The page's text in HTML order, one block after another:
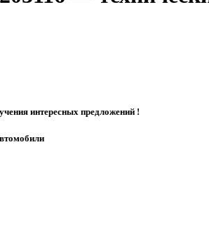
интересных предложений !